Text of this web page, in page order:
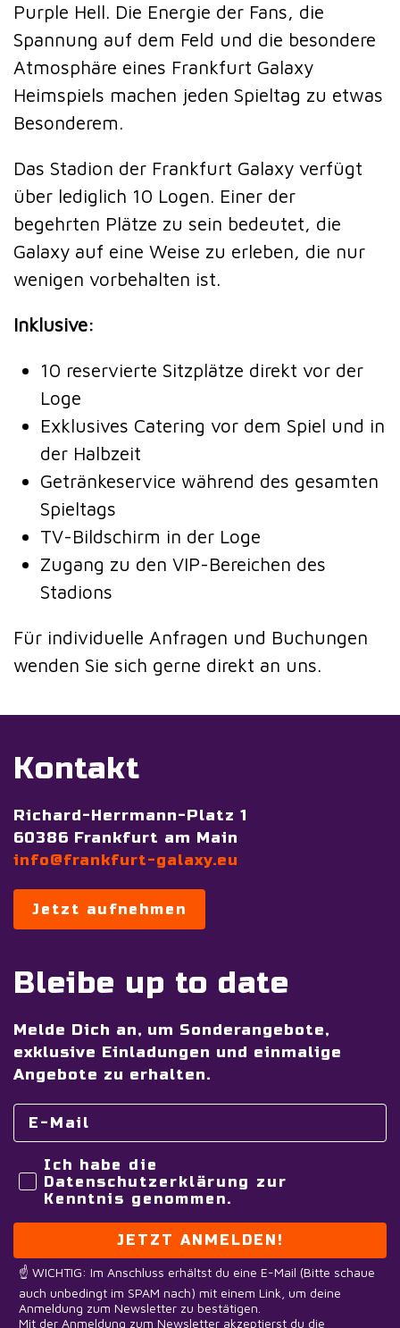
Purple Hell. Die Energie der Fans, die
Spannung auf dem Feld und die besondere
Atmosphäre eines Frankfurt Galaxy
Heimspiels machen jeden Spieltag zu etwas
Besonderem.
Das Stadion der Frankfurt Galaxy verfügt
über lediglich 10 Logen. Einer der
begehrten Plätze zu sein bedeutet, die
Galaxy auf eine Weise zu erleben, die nur
wenigen vorbehalten ist.
Inklusive:
10 reservierte Sitzplätze direkt vor der
Loge
Exklusives Catering vor dem Spiel und in
der Halbzeit
Getränkeservice während des gesamten
Spieltags
TV-Bildschirm in der Loge
Zugang zu den VIP-Bereichen des
Stadions
Für individuelle Anfragen und Buchungen
wenden Sie sich gerne direkt an uns.
Kontakt
Richard-Herrmann-Platz 1
60386 Frankfurt am Main
info@frankfurt-galaxy.eu
Jetzt aufnehmen
Bleibe up to date
Melde Dich an, um Sonderangebote,
exklusive Einladungen und einmalige
Angebote zu erhalten.
Ich habe die
Datenschutzerklärung zur
Kenntnis genommen.
JETZT ANMELDEN!
☝️ WICHTIG: Im Anschluss erhältst du eine E-Mail (Bitte schaue
auch unbedingt im SPAM nach) mit einem Link, um deine
Anmeldung zum Newsletter zu bestätigen.
Mit der Anmeldung zum Newsletter akzeptierst du die